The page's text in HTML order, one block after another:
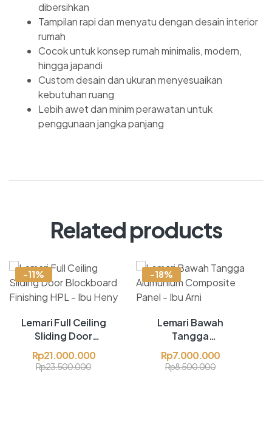
dibersihkan
Tampilan rapi dan menyatu dengan desain interior
rumah
Cocok untuk konsep rumah minimalis, modern,
hingga japandi
Custom desain dan ukuran menyesuaikan
kebutuhan ruang
Lebih awet dan minim perawatan untuk
penggunaan jangka panjang
Related products
-11%
Lemari Full Ceiling
Sliding Door
Blockboard
Finishing HPL –
Rp23.500.000
Rp21.000.000
-18%
Lemari Bawah
Tangga
Alumunium
Composite Panel
– Ibu Arni
Rp8.500.000
Rp7.000.000